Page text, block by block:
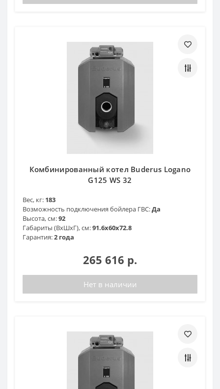
Комбинированный котел Buderus Logano
G125 WS 32
Вес, кг: 183
Возможность подключения бойлера ГВС:Да
Высота, см:92
Габариты (ВхШхГ), см:91.6x60x72.8
Гарантия:2 года
265 616 р.
Нет в наличии